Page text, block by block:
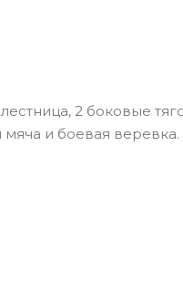
2 боковые
и боевая веревка.